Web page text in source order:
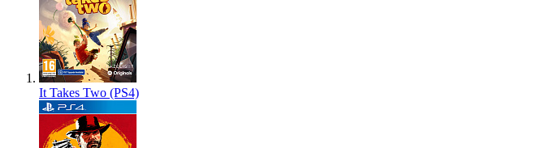
It Takes Two (PS4)